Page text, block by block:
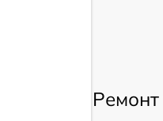
Ремонт